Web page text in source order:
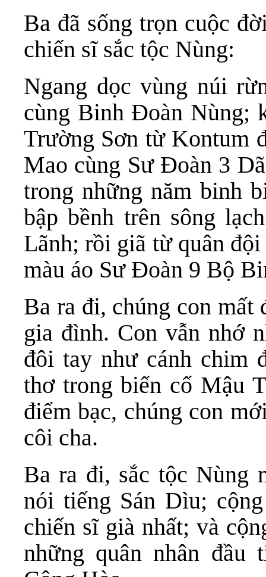
Ba đã sống trọn cuộc
chiến sĩ sắc tộc Nùng:
Ngang dọc vùng núi
cùng Binh Đoàn Nùng;
Trường Sơn từ Kontum
Mao cùng Sư Đoàn 3
trong những năm binh
bập bềnh trên sông
Lãnh; rồi giã từ quân
màu áo Sư Đoàn 9 Bộ
Ba ra đi, chúng con
gia đình. Con vẫn nhớ
đôi tay như cánh chim
thơ trong biến cố Mậu
điểm bạc, chúng con
côi cha.
Ba ra đi, sắc tộc Nùng
nói tiếng Sán Dìu;
chiến sĩ già nhất; và
những quân nhân đầu